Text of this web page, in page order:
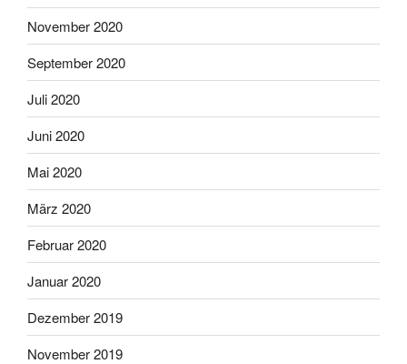
November 2020
September 2020
Juli 2020
Juni 2020
Mai 2020
März 2020
Februar 2020
Januar 2020
Dezember 2019
November 2019